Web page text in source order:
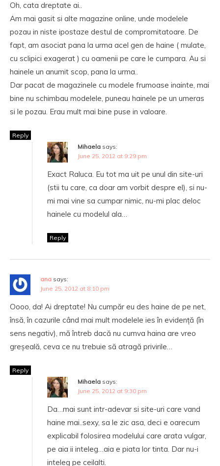
Oh, cata dreptate ai..
Am mai gasit si alte magazine online, unde modelele
pozau in niste ipostaze destul de compromitatoare. De
fapt, am asociat pana la urma acel gen de haine ( mulate,
cu sclipici exagerat ) cu oamenii pe care le cumpara. Au si
hainele un anumit scop, pana la urma..
Dar pacat de magazinele cu modele frumoase inainte, mai
bine nu schimbau modelele, puneau hainele pe un umeras
si le pozau. Erau mult mai bine puse in valoare.
Reply
Mihaela says:
June 25, 2012 at 9:29 pm
Exact Raluca. Eu tot ma uit pe unul din site-uri
(stii tu care, ca doar am vorbit despre el), si nu-
mi mai vine sa cumpar nimic, nu-mi plac deloc
hainele cu modelul ala…
Reply
ana says:
June 25, 2012 at 8:10 pm
Oooo, da! Ai dreptate! Nu cumpăr eu des haine de pe net,
însă, în cazurile când mai mult modelele ies în evidență (în
sens negativ), mă întreb dacă nu cumva haina are vreo
greșeală, ceva ce nu trebuie să atragă privirile…
Reply
Mihaela says:
June 25, 2012 at 9:30 pm
Da…mai sunt intr-adevar si site-uri care vand
haine mai..sexy, sa le zic asa, deci e oarecum
explicabil folosirea modelului care arata vulgar,
pe aia ii inteleg…aia e piata lor tinta. Dar nu-i
inteleg pe ceilalti.